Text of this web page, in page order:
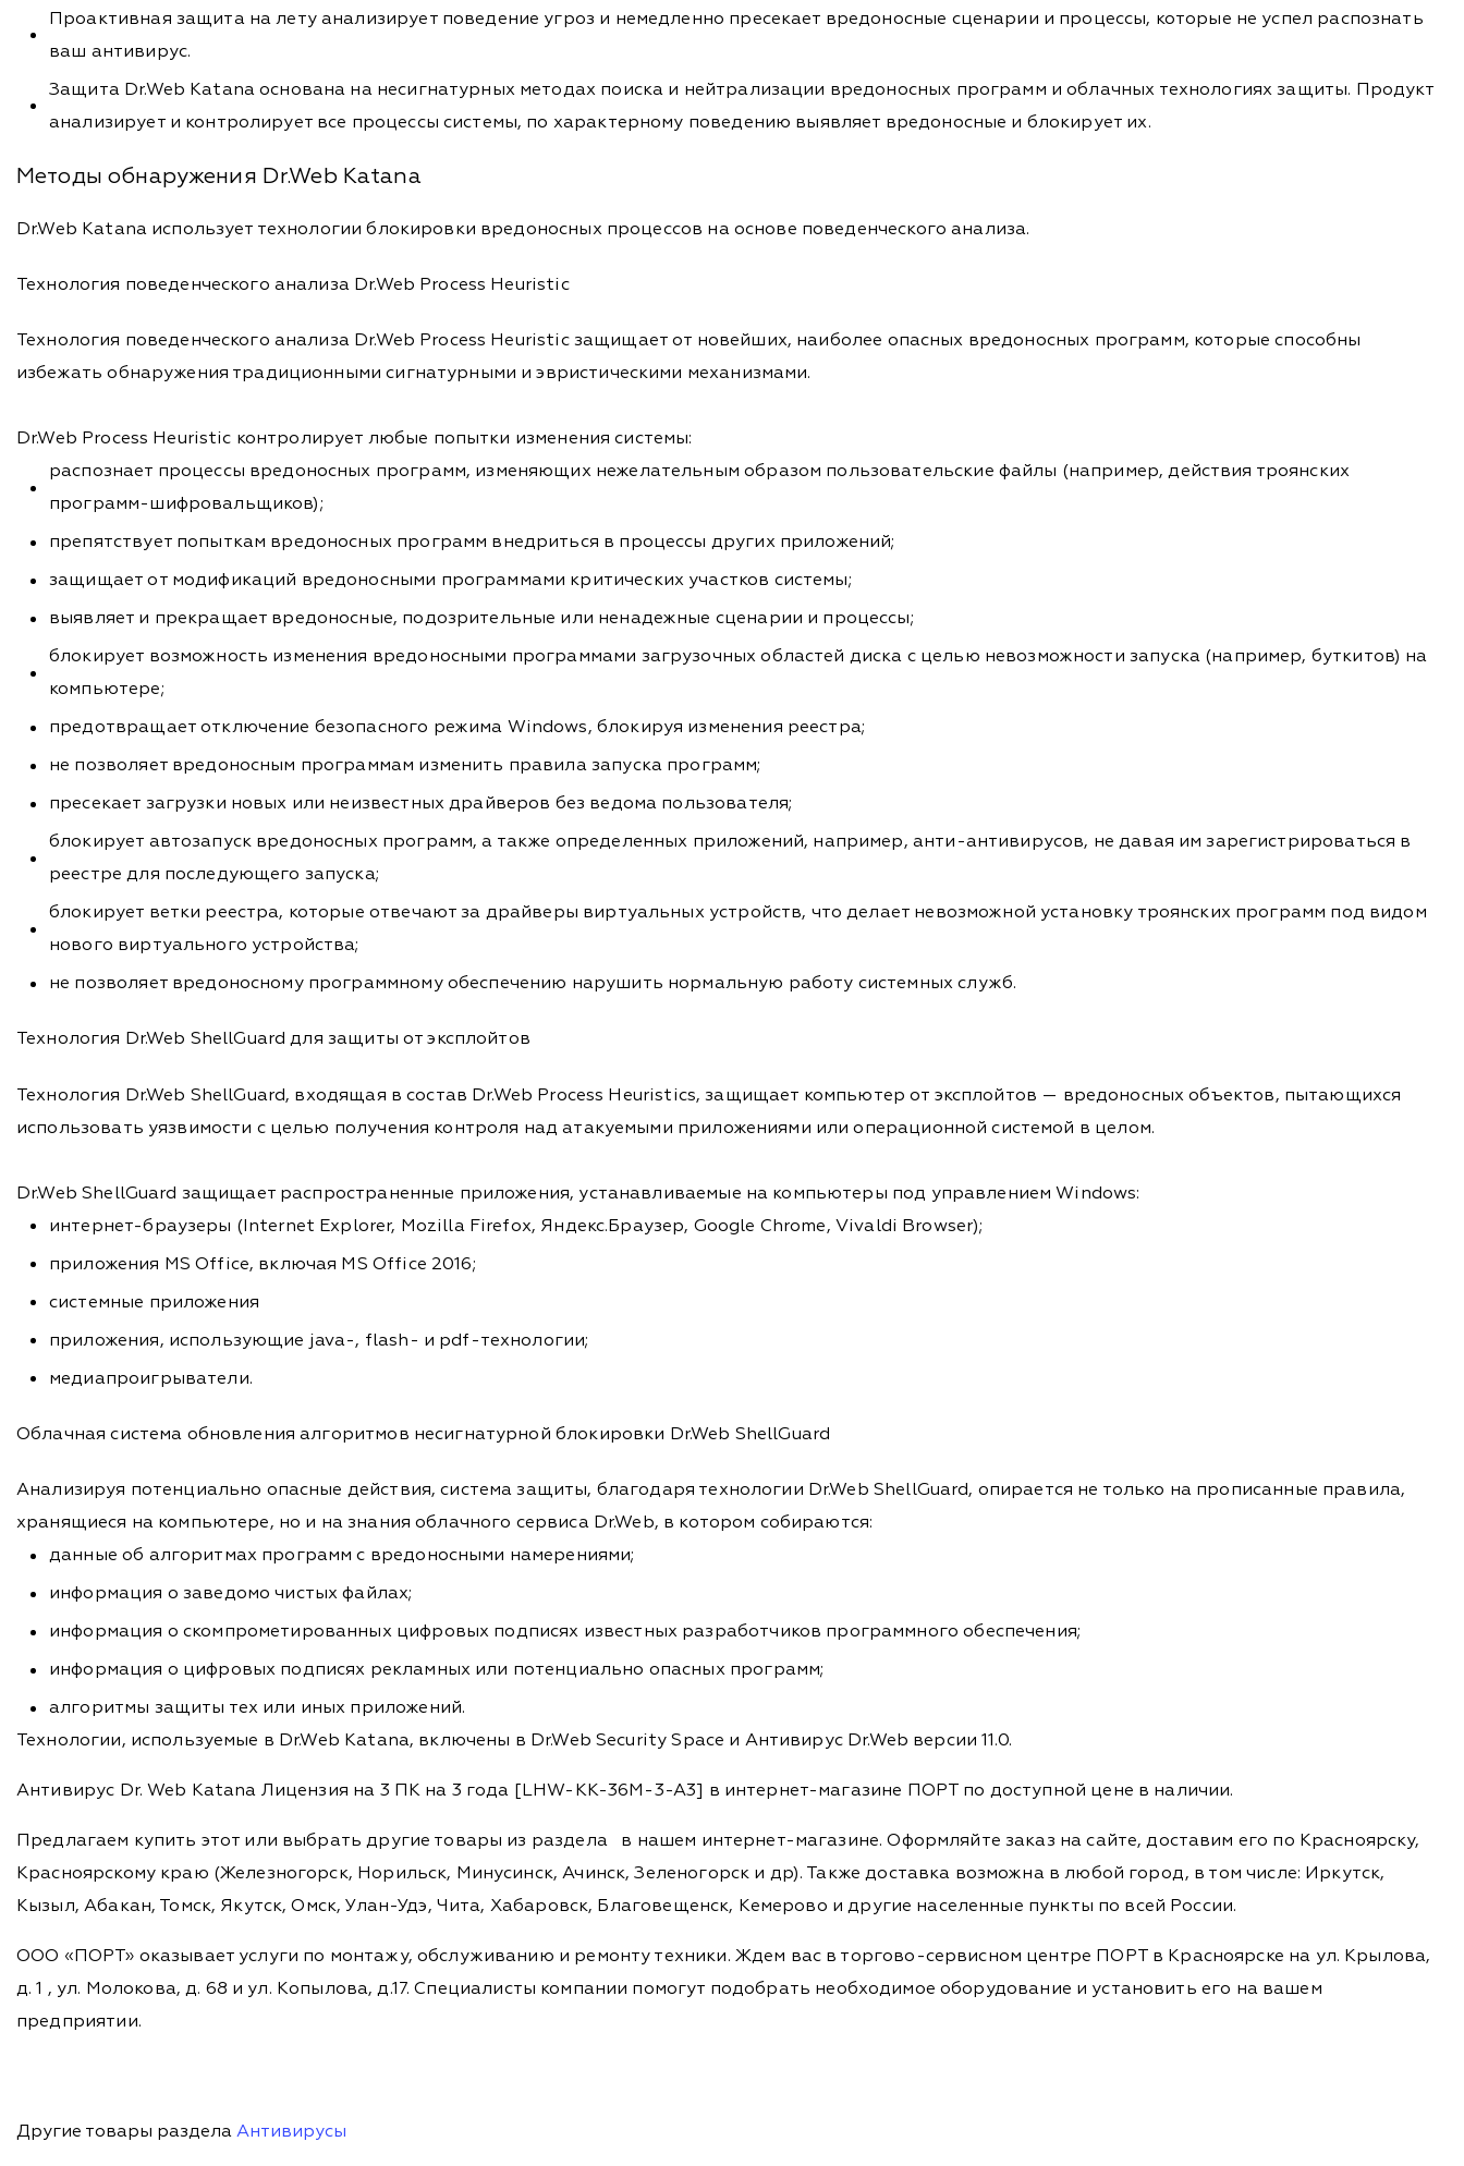
Проактивная защита на лету анализирует поведение угроз и немедленно пресекает вредоносные сценарии и процессы, которые не успел распознать
ваш антивирус.
Защита Dr.Web Katana основана на несигнатурных методах поиска и нейтрализации вредоносных программ и облачных технологиях защиты. Продукт
анализирует и контролирует все процессы системы, по характерному поведению выявляет вредоносные и блокирует их.
Методы обнаружения Dr.Web Katana
Dr.Web Katana использует технологии блокировки вредоносных процессов на основе поведенческого анализа.
Технология поведенческого анализа Dr.Web Process Heuristic
Технология поведенческого анализа Dr.Web Process Heuristic защищает от новейших, наиболее опасных вредоносных программ, которые способны
избежать обнаружения традиционными сигнатурными и эвристическими механизмами.
Dr.Web Process Heuristic контролирует любые попытки изменения системы:
распознает процессы вредоносных программ, изменяющих нежелательным образом пользовательские файлы (например, действия троянских
программ-шифровальщиков);
препятствует попыткам вредоносных программ внедриться в процессы других приложений;
защищает от модификаций вредоносными программами критических участков системы;
выявляет и прекращает вредоносные, подозрительные или ненадежные сценарии и процессы;
блокирует возможность изменения вредоносными программами загрузочных областей диска с целью невозможности запуска (например, буткитов) на
компьютере;
предотвращает отключение безопасного режима Windows, блокируя изменения реестра;
не позволяет вредоносным программам изменить правила запуска программ;
пресекает загрузки новых или неизвестных драйверов без ведома пользователя;
блокирует автозапуск вредоносных программ, а также определенных приложений, например, анти-антивирусов, не давая им зарегистрироваться в
реестре для последующего запуска;
блокирует ветки реестра, которые отвечают за драйверы виртуальных устройств, что делает невозможной установку троянских программ под видом
нового виртуального устройства;
не позволяет вредоносному программному обеспечению нарушить нормальную работу системных служб.
Технология Dr.Web ShellGuard для защиты от эксплойтов
Технология Dr.Web ShellGuard, входящая в состав Dr.Web Process Heuristics, защищает компьютер от эксплойтов — вредоносных объектов, пытающихся
использовать уязвимости с целью получения контроля над атакуемыми приложениями или операционной системой в целом.
Dr.Web ShellGuard защищает распространенные приложения, устанавливаемые на компьютеры под управлением Windows:
интернет-браузеры (Internet Explorer, Mozilla Firefox, Яндекс.Браузер, Google Chrome, Vivaldi Browser);
приложения MS Office, включая MS Office 2016;
системные приложения
приложения, использующие java-, flash- и pdf-технологии;
медиапроигрыватели.
Облачная система обновления алгоритмов несигнатурной блокировки Dr.Web ShellGuard
Анализируя потенциально опасные действия, система защиты, благодаря технологии Dr.Web ShellGuard, опирается не только на прописанные правила,
хранящиеся на компьютере, но и на знания облачного сервиса Dr.Web, в котором собираются:
данные об алгоритмах программ с вредоносными намерениями;
информация о заведомо чистых файлах;
информация о скомпрометированных цифровых подписях известных разработчиков программного обеспечения;
информация о цифровых подписях рекламных или потенциально опасных программ;
алгоритмы защиты тех или иных приложений.
Технологии, используемые в Dr.Web Katana, включены в Dr.Web Security Space и Антивирус Dr.Web версии 11.0.
Антивирус Dr. Web Katana Лицензия на 3 ПК на 3 года [LHW-KK-36M-3-A3] в интернет-магазине ПОРТ по доступной цене в наличии.
Предлагаем купить этот или выбрать другие товары из раздела
в нашем интернет-магазине. Оформляйте заказ на сайте, доставим его по Красноярску,
Красноярскому краю (Железногорск, Норильск, Минусинск, Ачинск, Зеленогорск и др). Также доставка возможна в любой город, в том числе: Иркутск,
Кызыл, Абакан, Томск, Якутск, Омск, Улан-Удэ, Чита, Хабаровск, Благовещенск, Кемерово и другие населенные пункты по всей России.
ООО «ПОРТ» оказывает услуги по монтажу, обслуживанию и ремонту техники. Ждем вас в торгово-сервисном центре ПОРТ в Красноярске на ул. Крылова,
д. 1 , ул. Молокова, д. 68 и ул. Копылова, д.17. Специалисты компании помогут подобрать необходимое оборудование и установить его на вашем
предприятии.
Другие товары раздела Антивирусы